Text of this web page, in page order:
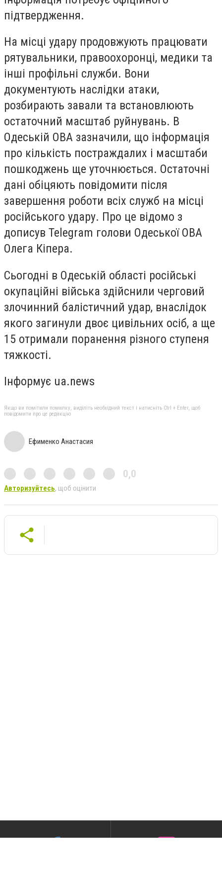
підтвердження.
На місці удару продовжують працювати
рятувальники, правоохоронці, медики та
інші профільні служби. Вони
документують наслідки атаки,
розбирають завали та встановлюють
остаточний масштаб руйнувань. В
Одеській ОВА зазначили, що інформація
про кількість постраждалих і масштаби
пошкоджень ще уточнюється. Остаточні
дані обіцяють повідомити після
завершення роботи всіх служб на місці
російського удару. Про це відомо з
дописув Telegram голови Одеської ОВА
Олега Кіпера.
Сьогодні в Одеській області російські
окупаційні війська здійснили черговий
злочинний балістичний удар, внаслідок
якого загинули двоє цивільних осіб, а ще
15 отримали поранення різного ступеня
тяжкості.
Інформує ua.news
Якщо ви помітили помилку, виділіть необхідний текст і натисніть Ctrl + Enter, щоб
повідомити про це редакцію
Ефименко Анастасия
0,0
Авторизуйтесь, щоб оцінити